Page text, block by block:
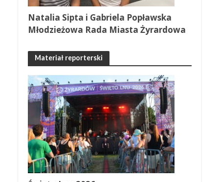
Natalia Sipta i Gabriela Popławska
Młodzieżowa Rada Miasta Żyrardowa
Materiał reporterski